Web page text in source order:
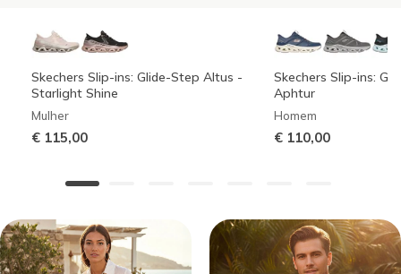
Skechers Slip-ins: Glide-Step Altus -
Starlight Shine
Mulher
€ 115,00
Skechers Slip-ins:
Aphtur
Homem
€ 110,00